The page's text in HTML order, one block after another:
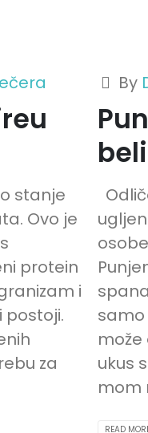
stanje
Ovo je
protein
i
postoji.
za
By
samo
može
ukus
mom
READ